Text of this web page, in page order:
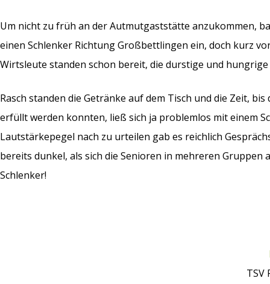
Um nicht zu früh an der Autmutgaststätte anzukommen,
einen Schlenker Richtung Großbettlingen ein, doch kurz
Wirtsleute standen schon bereit, die durstige und
Rasch standen die Getränke auf dem Tisch und die Zeit,
erfüllt werden konnten, ließ sich ja problemlos mit einem
Lautstärkepegel nach zu urteilen gab es reichlich
bereits dunkel, als sich die Senioren in mehreren Gruppen
Schlenker!
TSV